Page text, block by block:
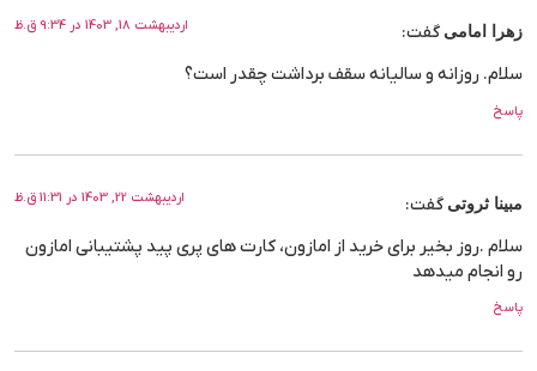
زهرا امامی گفت: اردیبهشت 18, 1403 در 9:34 ق.ظ
سلام. روزانه و سالیانه سقف برداشت چقدر است؟
پاسخ
مبینا ثروتی گفت: اردیبهشت 22, 1403 در 11:31 ق.ظ
سلام .روز بخیر برای خرید از امازون، کارت های پری پید پشتیبانی امازون
رو انجام میدهد
پاسخ